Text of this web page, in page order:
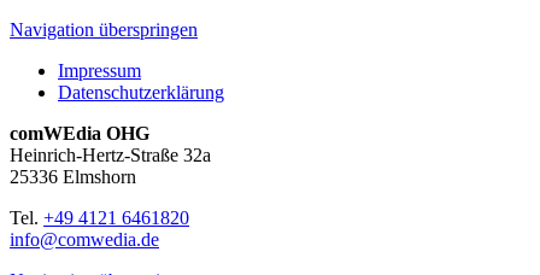
Navigation überspringen
Impressum
Datenschutzerklärung
comWEdia OHG
Heinrich-Hertz-Straße 32a
25336 Elmshorn
Tel. +49 4121 6461820
info@comwedia.de